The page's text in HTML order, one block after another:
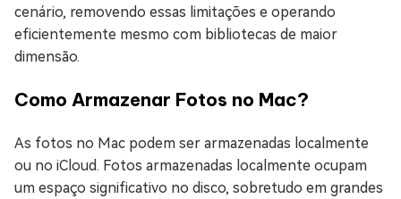
cenário, removendo essas limitações e operando
eficientemente mesmo com bibliotecas de maior
dimensão.
Como Armazenar Fotos no Mac?
As fotos no Mac podem ser armazenadas localmente
ou no iCloud. Fotos armazenadas localmente ocupam
um espaço significativo no disco, sobretudo em grandes